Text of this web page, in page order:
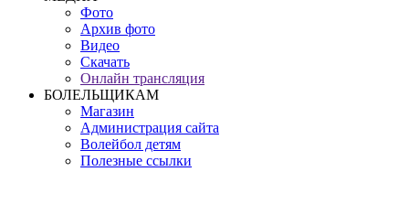
Фото
Архив фото
Видео
Скачать
Онлайн трансляция
БОЛЕЛЬЩИКАМ
Магазин
Администрация сайта
Волейбол детям
Полезные ссылки